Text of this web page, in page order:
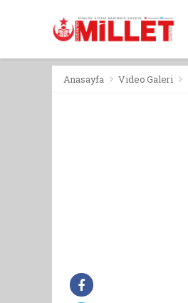
Anasayfa Video Galeri